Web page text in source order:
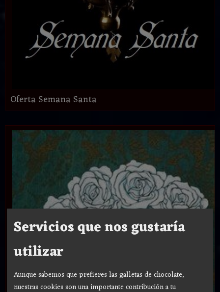
Oferta Semana Santa
Servicios que nos gustaría
utilizar
Aunque sabemos que prefieres las galletas de chocolate,
nuestras cookies son una importante contribución a tu